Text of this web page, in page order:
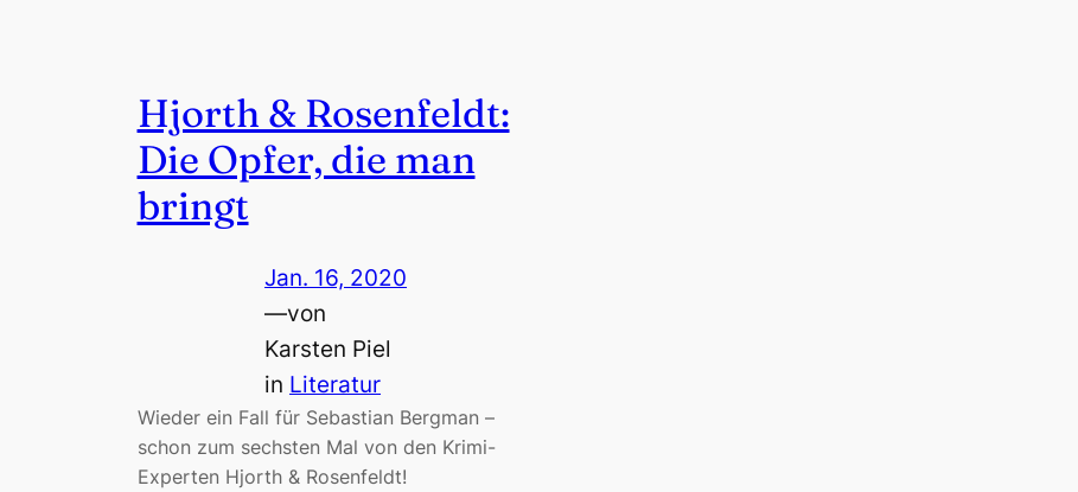
Hjorth & Rosenfeldt:
Die Opfer, die man
bringt
Jan. 16, 2020
—von
Karsten Piel
in Literatur
Wieder ein Fall für Sebastian Bergman –
schon zum sechsten Mal von den Krimi-
Experten Hjorth & Rosenfeldt!